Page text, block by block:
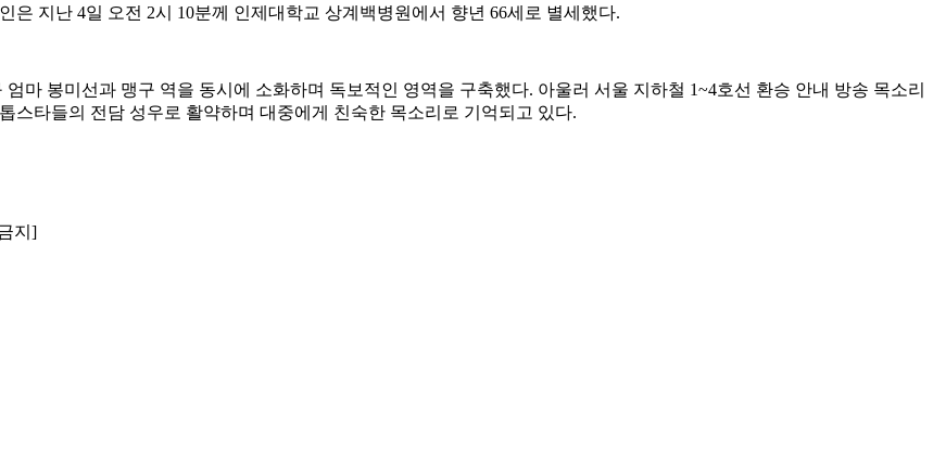
지난 4일 오전 2시 10분께 인제대학교 상계백병원에서 향년 66세로 별세했다.
마 봉미선과 맹구 역을 동시에 소화하며 독보적인 영역을 구축했다. 아울러 서울 지하철 1~4호선 환승 안내 방송 목소리
스타들의 전담 성우로 활약하며 대중에게 친숙한 목소리로 기억되고 있다.
지]